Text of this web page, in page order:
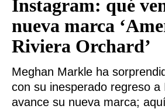
Instagram: qué
nueva marca
Riviera Orchard’
Meghan Markle ha
con su inesperado regreso a
avance su nueva marca;